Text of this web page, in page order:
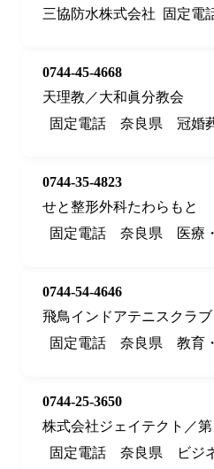
三協防水株式会社
固定電
0744-45-4668
天理教／大和眞分教会
固定電話
奈良県 冠婚
0744-35-4823
せと整形外科たわらもと
固定電話
奈良県 医療
0744-54-4646
飛鳥インドアテニスクラブ
固定電話
奈良県 教育
0744-25-3650
株式会社ジェイテクト／
固定電話
奈良県 ビジ